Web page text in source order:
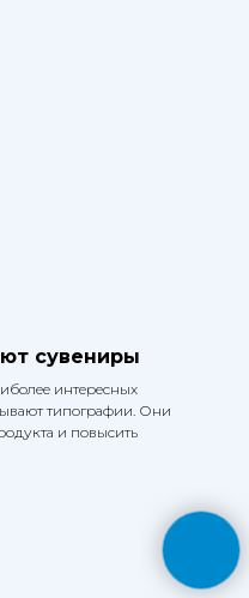
сувениры
интересных
типографии. Они
и повысить